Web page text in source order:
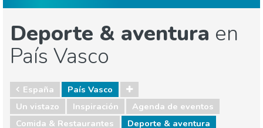
Deporte & aventura en
País Vasco
España
País Vasco
Un vistazo
Inspiración
Agenda de eventos
Comida & Restaurantes
Deporte & aventura